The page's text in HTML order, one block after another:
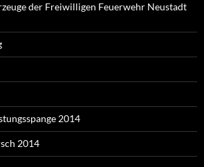
der Freiwilligen Feuerwehr Neustadt
2014
2014